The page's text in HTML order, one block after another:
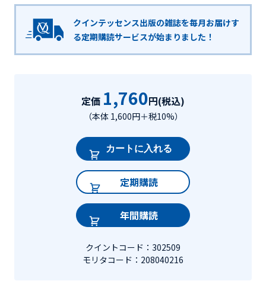
クインテッセンス出版の雑誌を毎月お届けす
る定期購読サービスが始まりました！
定価 1,760円(税込)
（本体 1,600円＋税10%）
カートに入れる
定期購読
年間購読
クイントコード：302509
モリタコード：208040216